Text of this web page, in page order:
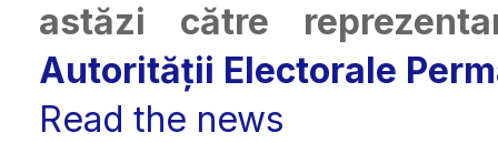
astăzi către
Autorității Electorale
Read the news